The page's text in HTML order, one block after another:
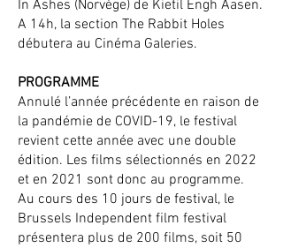
In Ashes (Norvège) de Kietil Engh Aasen.
A 14h, la section The Rabbit Holes
débutera au Cinéma Galeries.
PROGRAMME
Annulé l’année précédente en raison de
la pandémie de COVID-19, le festival
revient cette année avec une double
édition. Les films sélectionnés en 2022
et en 2021 sont donc au programme.
Au cours des 10 jours de festival, le
Brussels Independent film festival
présentera plus de 200 films, soit 50